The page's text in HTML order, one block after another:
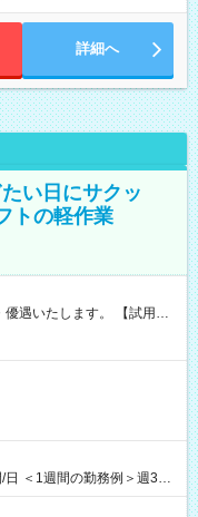
詳細へ
い日にサクッ
トの軽作業
します。 【試用期
＜1週間の勤務例＞週3回
な時にお仕事